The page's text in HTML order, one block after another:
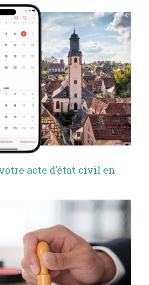
acte d’état civil en